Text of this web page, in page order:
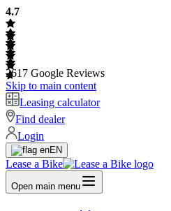
4.7
2617 Google Reviews
Skip to main content
Leasing calculator
Find dealer
Login
EN
Lease a Bike
Open main menu